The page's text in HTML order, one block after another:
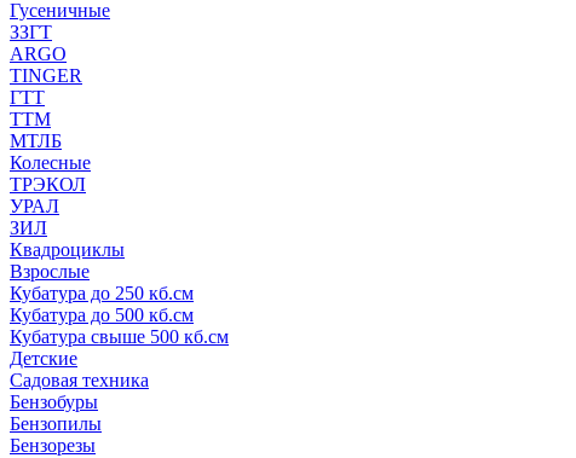
Гусеничные
ЗЗГТ
ARGO
TINGER
ГТТ
ТТМ
МТЛБ
Колесные
ТРЭКОЛ
УРАЛ
ЗИЛ
Квадроциклы
Взрослые
Кубатура до 250 кб.см
Кубатура до 500 кб.см
Кубатура свыше 500 кб.см
Детские
Садовая техника
Бензобуры
Бензопилы
Бензорезы